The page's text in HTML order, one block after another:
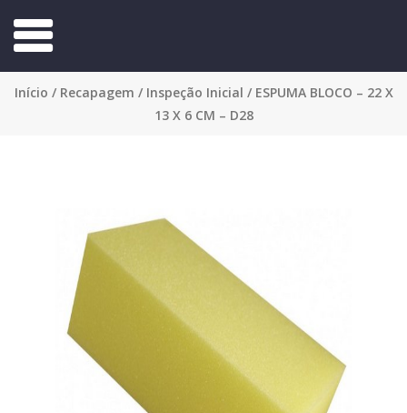
Início / Recapagem / Inspeção Inicial / ESPUMA BLOCO – 22 X
13 X 6 CM – D28